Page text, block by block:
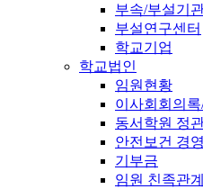
부속/부설기
부설연구센터
학교기업
학교법인
임원현황
이사회회의
동서학원 정
안전보건 경
기부금
임원 친족관